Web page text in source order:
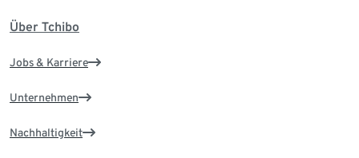
Über Tchibo
Jobs & Karriere
Unternehmen
Nachhaltigkeit